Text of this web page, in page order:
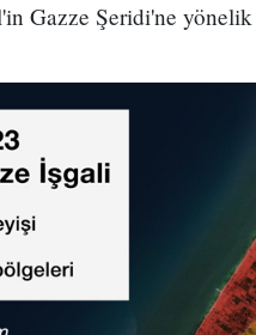
Gazze Şeridi'ne